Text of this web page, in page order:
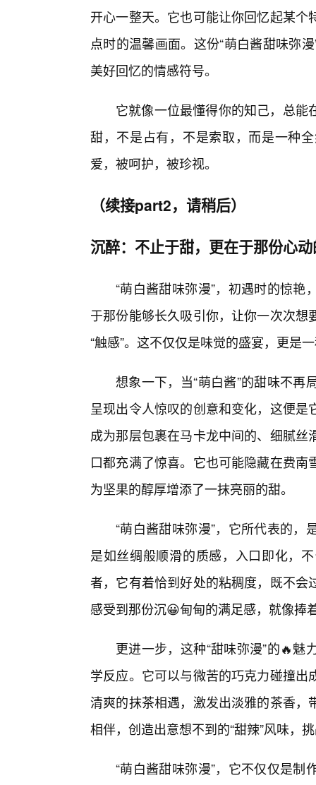
开心一整天。它也可能让你回忆起某
点时的温馨画面。这份“萌白酱甜味弥
美好回忆的情感符号。
它就像一位最懂得你的知己，总
甜，不是占有，不是索取，而是一种
爱，被呵护，被珍视。
（续接part2，请稍后）
沉醉：不止于甜，更在于那份心
“萌白酱甜味弥漫”，初遇时的惊
于那份能够长久吸引你，让你一次次
“触感”。这不仅仅是味觉的盛宴，更是
想象一下，当“萌白酱”的甜味不
呈现出令人惊叹的创意和变化，这便
成为那层包裹在马卡龙中间的、细腻
口都充满了惊喜。它也可能隐藏在费
为坚果的醇厚增添了一抹亮丽的甜。
“萌白酱甜味弥漫”，它所代表的
是如丝绸般顺滑的质感，入口即化，
者，它有着恰到好处的粘稠度，既不
感受到那份沉😀甸甸的满足感，就像
更进一步，这种“甜味弥漫”的🔥
学反应。它可以与微苦的巧克力碰撞
清爽的抹茶相遇，激发出淡雅的茶香
相伴，创造出意想不到的“甜辣”风味，
“萌白酱甜味弥漫”，它不仅仅是